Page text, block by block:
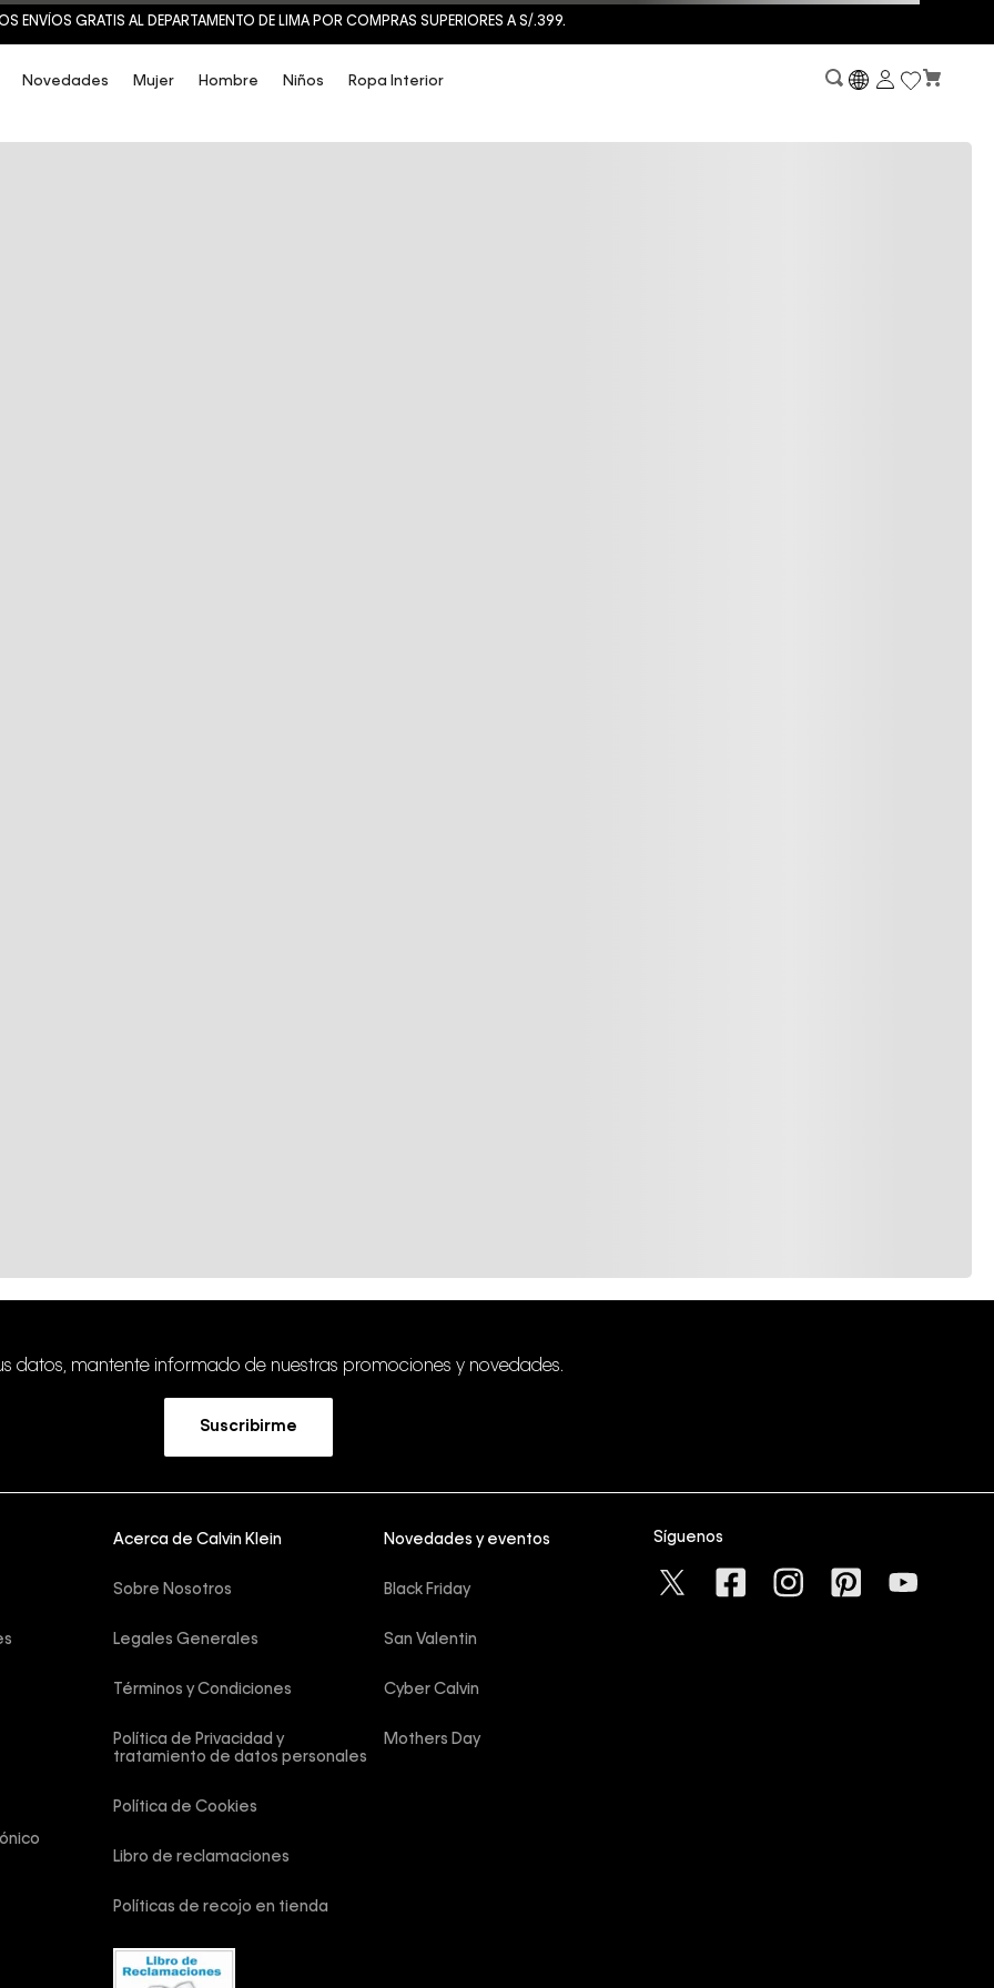
ENVÍOS GRATIS AL DEPARTAMENTO DE LIMA POR COMPRAS SUPERIORES A S/.399.
Novedades Mujer Hombre Niños Ropa Interior
datos, mantente informado de nuestras promociones y novedades.
Suscribirme
Acerca de Calvin Klein
Sobre Nosotros
Legales Generales
Términos y Condiciones
Política de Privacidad y
tratamiento de datos personales
Política de Cookies
Libro de reclamaciones
Políticas de recojo en tienda
Novedades y eventos
Black Friday
San Valentin
Cyber Calvin
Mothers Day
Síguenos